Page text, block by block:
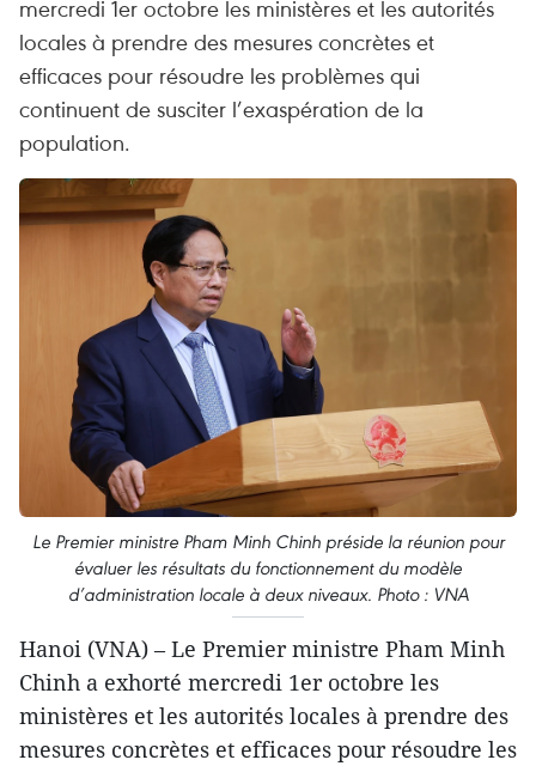
mercredi 1er octobre les ministères et les autorités
locales à prendre des mesures concrètes et
efficaces pour résoudre les problèmes qui
continuent de susciter l’exaspération de la
population.
Le Premier ministre Pham Minh Chinh préside la réunion pour
évaluer les résultats du fonctionnement du modèle
d’administration locale à deux niveaux. Photo : VNA
Hanoi (VNA) – Le Premier ministre Pham Minh
Chinh a exhorté mercredi 1er octobre les
ministères et les autorités locales à prendre des
mesures concrètes et efficaces pour résoudre les